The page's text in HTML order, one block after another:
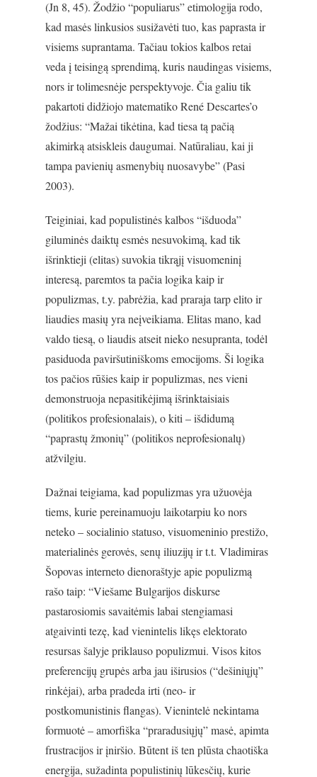
(Jn 8, 45). Žodžio “populiarus” etimologija rodo,
kad masės linkusios susižavėti tuo, kas paprasta ir
visiems suprantama. Tačiau tokios kalbos retai
veda į teisingą sprendimą, kuris naudingas visiems,
nors ir tolimesnėje perspektyvoje. Čia galiu tik
pakartoti didžiojo matematiko René Descartes’o
žodžius: “Mažai tikėtina, kad tiesa tą pačią
akimirką atsiskleis daugumai. Natūraliau, kai ji
tampa pavienių asmenybių nuosavybe” (Pasi
2003).
Teiginiai, kad populistinės kalbos “išduoda”
giluminės daiktų esmės nesuvokimą, kad tik
išrinktieji (elitas) suvokia tikrąjį visuomeninį
interesą, paremtos ta pačia logika kaip ir
populizmas, t.y. pabrėžia, kad praraja tarp elito ir
liaudies masių yra neįveikiama. Elitas mano, kad
valdo tiesą, o liaudis atseit nieko nesupranta, todėl
pasiduoda paviršutiniškoms emocijoms. Ši logika
tos pačios rūšies kaip ir populizmas, nes vieni
demonstruoja nepasitikėjimą išrinktaisiais
(politikos profesionalais), o kiti – išdidumą
“paprastų žmonių” (politikos neprofesionalų)
atžvilgiu.
Dažnai teigiama, kad populizmas yra užuovėja
tiems, kurie pereinamuoju laikotarpiu ko nors
neteko – socialinio statuso, visuomeninio prestižo,
materialinės gerovės, senų iliuzijų ir t.t. Vladimiras
Šopovas interneto dienoraštyje apie populizmą
rašo taip: “Viešame Bulgarijos diskurse
pastarosiomis savaitėmis labai stengiamasi
atgaivinti tezę, kad vienintelis likęs elektorato
resursas šalyje priklauso populizmui. Visos kitos
preferencijų grupės arba jau iširusios (“dešiniųjų”
rinkėjai), arba pradeda irti (neo- ir
postkomunistinis flangas). Vienintelė nekintama
formuotė – amorfiška “praradusiųjų” masė, apimta
frustracijos ir įniršio. Būtent iš ten plūsta chaotiška
energija, sužadinta populistinių lūkesčių, kurie